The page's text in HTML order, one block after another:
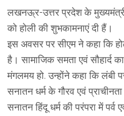
लखनऊ्र-उत्तर प्रदेश के
को होली की शुभकामनाएं दी हैं।
इस अवसर पर सीएम ने कहा कि
है। सामाजिक समता एवं सौहार्द
मंगलमय हो. उन्होंने कहा कि लंबी
सनातन धर्म के गौरव एवं
सनातन हिंदू धर्म की परंपरा में पर्व